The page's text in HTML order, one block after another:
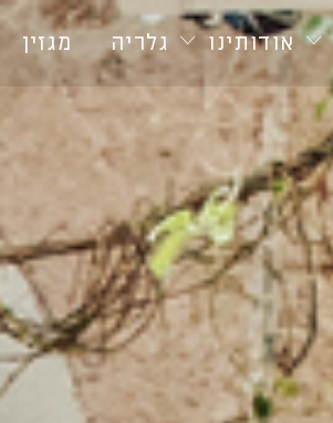
אודותינו גלריה מגזין